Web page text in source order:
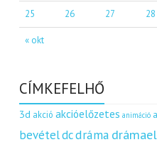
« okt
25 26 27 28
CÍMKEFELHŐ
3d akció akcióelőzetes animáció
bevételdcdráma